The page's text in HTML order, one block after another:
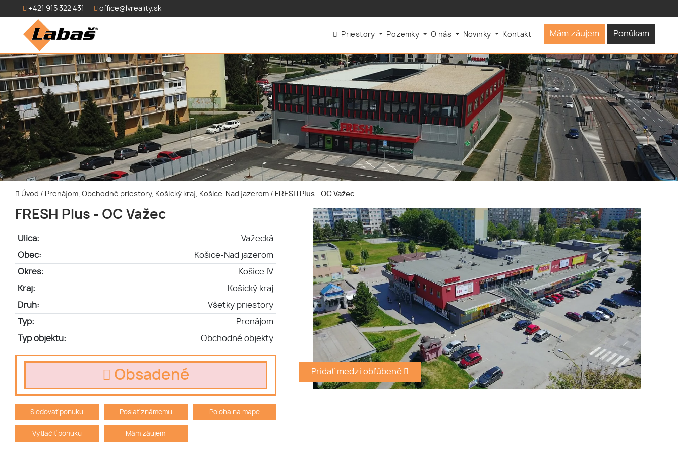
+421 915 322 431 office@lvreality.sk
Mám záujem Ponúkam
Priestory Pozemky O nás Novinky Kontakt
Úvod / Prenájom, Obchodné priestory, Košický kraj, Košice-Nad jazerom / FRESH Plus - OC Važec
FRESH Plus - OC Važec
Ulica: Važecká
Obec: Košice-Nad jazerom
Okres: Košice IV
Kraj: Košický kraj
Druh: Všetky priestory
Typ: Prenájom
Typ objektu: Obchodné objekty
Obsadené
Sledovať ponuku Poslať známemu Poloha na mape
Vytlačiť ponuku Mám záujem
Pridať medzi obľúbené